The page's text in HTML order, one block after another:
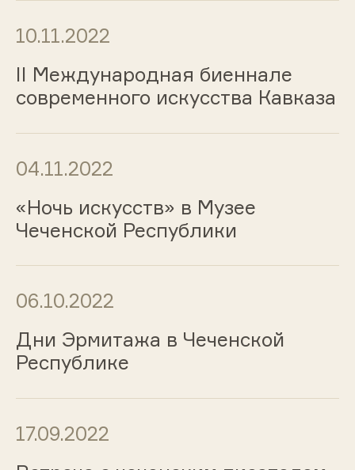
10.11.2022
II Международная биеннале
современного искусства Кавказа
04.11.2022
«Ночь искусств» в Музее
Чеченской Республики
06.10.2022
Дни Эрмитажа в Чеченской
Республике
17.09.2022